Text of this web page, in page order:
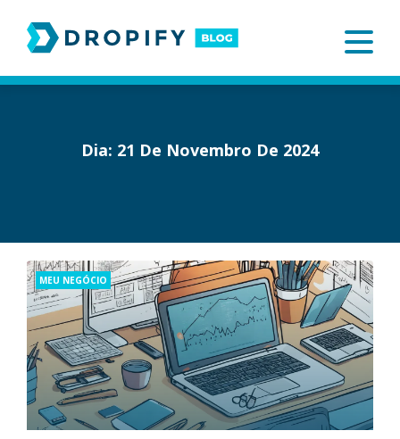
content
Dia: 21 De Novembro De 2024
Categories
MEU NEGÓCIO